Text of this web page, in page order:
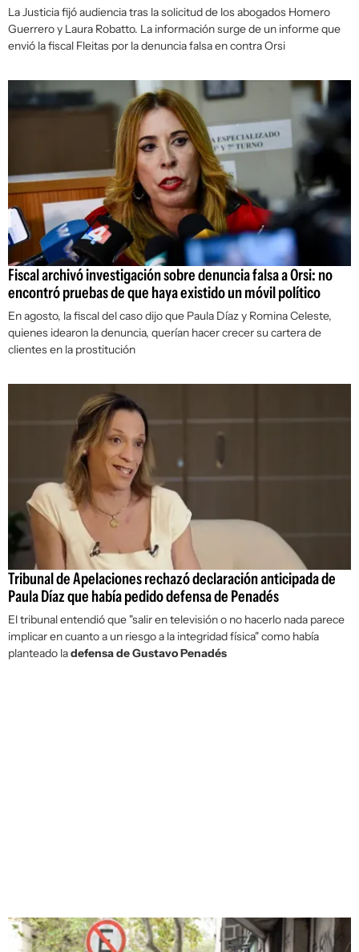
La Justicia fijó audiencia tras la solicitud de los abogados Homero
Guerrero y Laura Robatto. La información surge de un informe que
envió la fiscal Fleitas por la denuncia falsa en contra Orsi
Fiscal archivó investigación sobre denuncia falsa a Orsi: no
encontró pruebas de que haya existido un móvil político
En agosto, la fiscal del caso dijo que Paula Díaz y Romina Celeste,
quienes idearon la denuncia, querían hacer crecer su cartera de
clientes en la prostitución
Tribunal de Apelaciones rechazó declaración anticipada de
Paula Díaz que había pedido defensa de Penadés
El tribunal entendió que "salir en televisión o no hacerlo nada parece
implicar en cuanto a un riesgo a la integridad física" como había
planteado ladefensa de Gustavo Penadés